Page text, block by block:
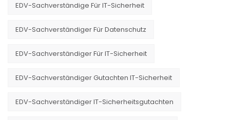
EDV-Sachverständige Für IT-Sicherheit
EDV-Sachverständiger Für Datenschutz
EDV-Sachverständiger Für IT-Sicherheit
EDV-Sachverständiger Gutachten IT-Sicherheit
EDV-Sachverständiger IT-Sicherheitsgutachten